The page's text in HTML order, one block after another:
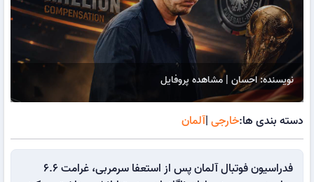
نویسنده: احسان | مشاهده پروفایل
دسته بندی ها:خارجی |آلمان
فدراسیون فوتبال آلمان پس از استعفا سرمربی، غرامت 6.6